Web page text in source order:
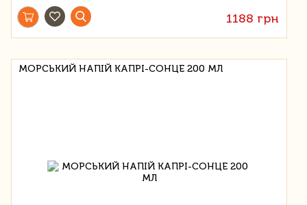
1188 грн
МОРСЬКИЙ НАПІЙ КАПРІ-СОНЦЕ 200 МЛ